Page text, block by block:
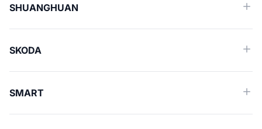
SHUANGHUAN
SKODA
SMART